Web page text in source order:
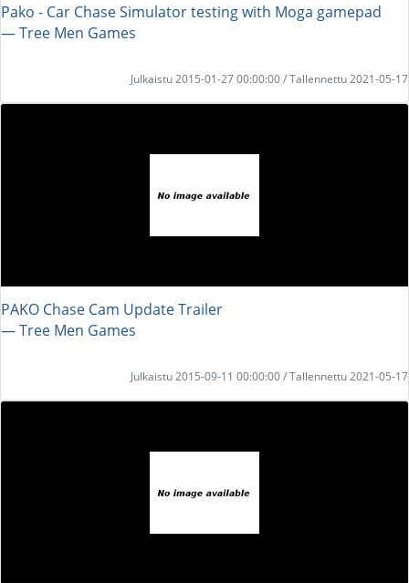
Pako - Car Chase Simulator testing with Moga gamepad
― Tree Men Games
Julkaistu 2015-01-27 00:00:00 / Tallennettu 2021-05-17
PAKO Chase Cam Update Trailer
― Tree Men Games
Julkaistu 2015-09-11 00:00:00 / Tallennettu 2021-05-17